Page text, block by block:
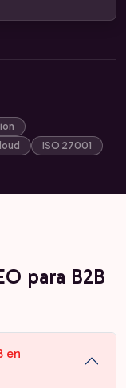
ISO 27001
para B2B
en